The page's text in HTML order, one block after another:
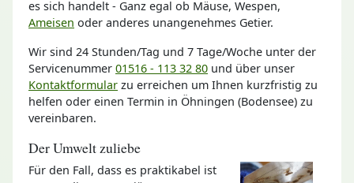
es sich handelt - Ganz egal ob Mäuse, Wespen,
Ameisen oder anderes unangenehmes Getier.
Wir sind 24 Stunden/Tag und 7 Tage/Woche unter der
Servicenummer 01516 - 113 32 80 und über unser
Kontaktformular zu erreichen um Ihnen kurzfristig zu
helfen oder einen Termin in Öhningen (Bodensee) zu
vereinbaren.
Der Umwelt zuliebe
Für den Fall, dass es praktikabel ist